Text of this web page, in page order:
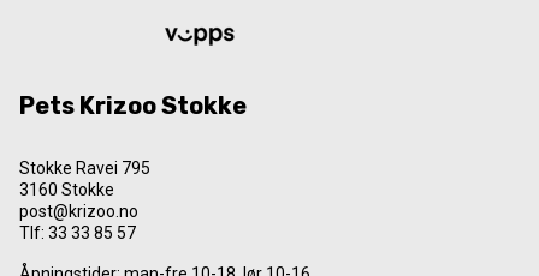
Pets Krizoo Stokke
Stokke Ravei 795
3160 Stokke
post@krizoo.no
Tlf: 33 33 85 57